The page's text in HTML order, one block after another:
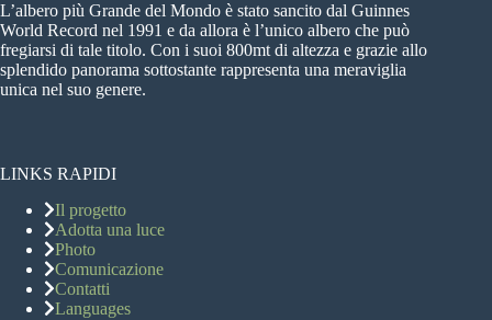
L’albero più Grande del Mondo è stato sancito dal Guinnes
World Record nel 1991 e da allora è l’unico albero che può
fregiarsi di tale titolo. Con i suoi 800mt di altezza e grazie allo
splendido panorama sottostante rappresenta una meraviglia
unica nel suo genere.
LINKS RAPIDI
Il progetto
Adotta una luce
Photo
Comunicazione
Contatti
Languages